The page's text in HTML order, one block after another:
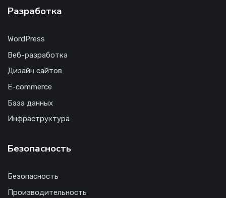
Разработка
WordPress
Веб-разработка
Дизайн сайтов
E-commerce
База данных
Инфраструктура
Безопасность
Безопасность
Производительность